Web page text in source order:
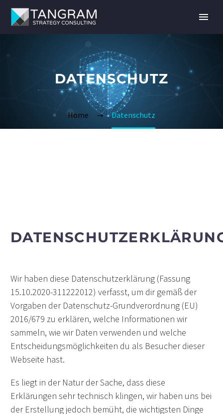
DATENSCHUTZ
Home Datenschutz
Wir haben diese Datenschutzerklärung (Fassung
15.10.2020-311222012) verfasst, um dir gemäß der
Vorgaben der Datenschutz-Grundverordnung (EU)
2016/679 zu erklären, welche Informationen wir
sammeln, wie wir Daten verwenden und welche
Entscheidungsmöglichkeiten du als Besucher dieser
Webseite hast.
Es liegt in der Natur der Sache, dass diese
Erklärungen sehr technisch klingen, wir haben uns bei
der Erstellung jedoch bemüht, die wichtigsten Dinge